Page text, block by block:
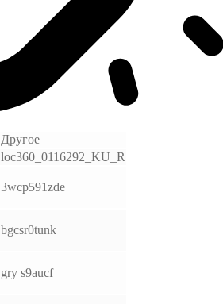
Другое
loc360_0116292_KU_R
3wcp591zde
bgcsr0tunk
gry s9aucf